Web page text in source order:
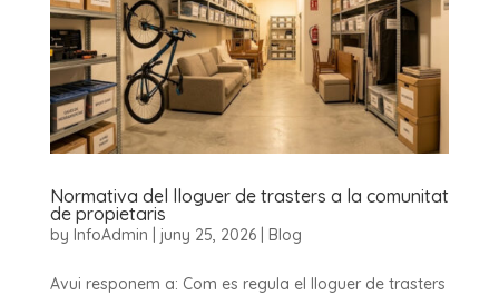
Normativa del lloguer de trasters a la comunitat
de propietaris
by InfoAdmin juny 25, 2026| Blog
Avui responem a: Com es regula el lloguer de trasters